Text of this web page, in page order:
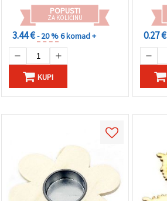
POPUSTI
ZA KOLIČINU
3.44 €- 20 %6 komad +
KUPI
0.27 €